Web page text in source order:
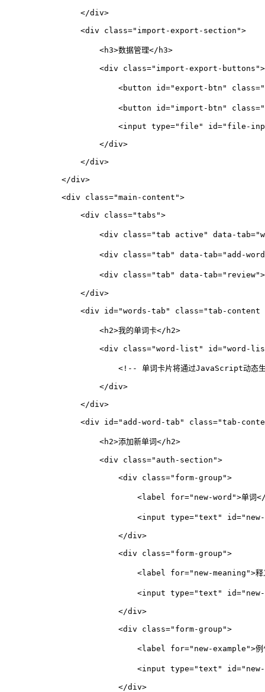
</div>
<div class="import-export-section">
<h3>数据管理</ h3>
<div class="import-export-buttons">
<button id="export-btn" class=
<button id="import-btn" class=
<input type="file" id="file-
</div>
</div>
</div>
<div class="main-content">
<div class="tabs">
<div class="tab active" data-tab=
<div class="tab" data-tab="add-
<div class="tab" data-tab="review">
</div>
<div id="words-tab" class="tab-content
<h2>我的单词卡</ h2>
<div class="word-list" id="word-
<!-- 单词卡片将通过JavaScript动态
</div>
</div>
<div id="add-word-tab" class="tab-
<h2>添加新单词</ h2>
<div class="auth-section">
<div class="form-group">
<label for="new-word">单词
<input type="text" id=
</div>
<div class="form-group">
<label for="new-meaning">释
<input type="text" id=
</div>
<div class="form-group">
<label for="new-example">例
<input type="text" id=
</div>